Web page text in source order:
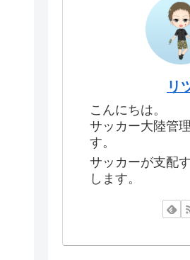
リ
こんにちは。
サッカー大陸管
す。
サッカーが支配
します。